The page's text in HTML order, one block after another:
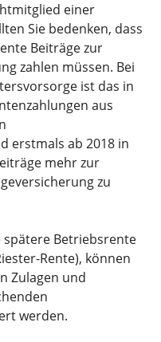
einer
Sie bedenken, dass
Beiträge zur
zahlen müssen. Bei
ist das in
aus
erstmals ab 2018 in
mehr zur
zu
spätere Betriebsrente
Rente), können
Zulagen und
werden.